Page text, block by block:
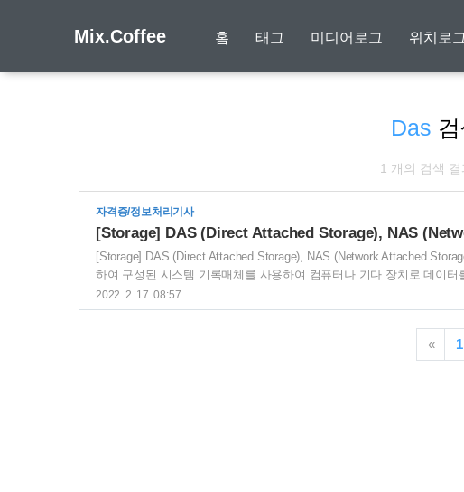
Mix.Coffee 홈 태그 미디어로그 위치로그
Das
1 개의 검색 결
자격증/정보처리기사
[Storage] DAS (Direct Attached Storage), NAS (Network Attached
하여 구성된 시스템 기록매체를 사용하여 컴퓨터나 기다 장치로 데이
단순한 유형의 데이터 스토리지 서버와 저장 장치를 전용 컨트롤러와
에 적합 외장형 저장 장치를 물리적으로 추가하기에 PC 효율성이 저하
2022. 2. 17. 08:57
« 1